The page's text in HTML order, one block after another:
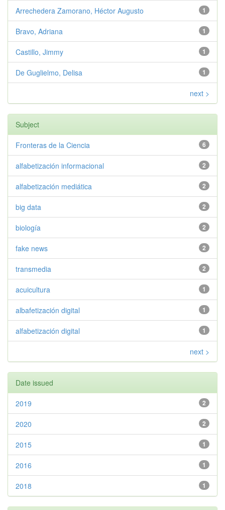
1
Arrechedera Zamorano, Héctor Augusto
1
Bravo, Adriana
1
Castillo, Jimmy
1
De Guglielmo, Delisa
next >
Subject
6
Fronteras de la Ciencia
2
alfabetización informacional
2
alfabetización mediática
2
big data
2
biología
2
fake news
2
transmedia
1
acuicultura
1
albafetización digital
1
alfabetización digital
next >
Date issued
2
2019
2
2020
1
2015
1
2016
1
2018